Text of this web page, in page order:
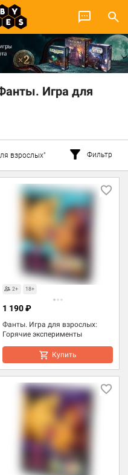
Игра для
взрослых" Фильтр
Товары для взрослых
2+ 18+
Фанты. Игра для взрослых:
Горячие эксперименты
1 190 ₽
Купить
Товары для взрослых